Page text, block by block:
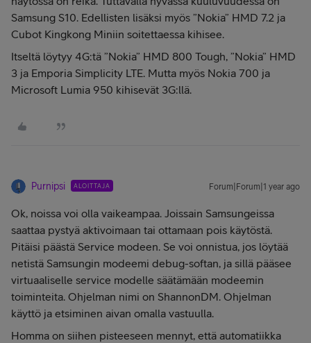
Samsung S10. Edellisten lisäksi myös ”Nokia” HMD 7.2 ja
Cubot Kingkong Miniin soitettaessa kihisee.
Itseltä löytyy 4G:tä ”Nokia” HMD 800 Tough, ”Nokia” HMD
3 ja Emporia Simplicity LTE. Mutta myös Nokia 700 ja
Microsoft Lumia 950 kihisevät 3G:llä.
Purnipsi ALOITTAJA Forum|Forum|1 year ago
Ok, noissa voi olla vaikeampaa. Joissain Samsungeissa
saattaa pystyä aktivoimaan tai ottamaan pois käytöstä.
Pitäisi päästä Service modeen. Se voi onnistua, jos löytää
netistä Samsungin modeemi debug-softan, ja sillä pääsee
virtuaaliselle service modelle säätämään modeemin
toiminteita. Ohjelman nimi on ShannonDM. Ohjelman
käyttö ja etsiminen aivan omalla vastuulla.
Homma on siihen pisteeseen mennyt, että automatiikka